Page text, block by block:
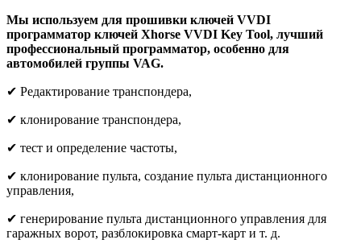
Мы используем для прошивки ключей VVDI
программатор ключей Xhorse VVDI Key Tool, лучший
профессиональный программатор, особенно для
автомобилей группы VAG.
✔ Редактирование транспондера,
✔ клонирование транспондера,
✔ тест и определение частоты,
✔ клонирование пульта, создание пульта дистанционного
управления,
✔ генерирование пульта дистанционного управления для
гаражных ворот, разблокировка смарт-карт и т. д.